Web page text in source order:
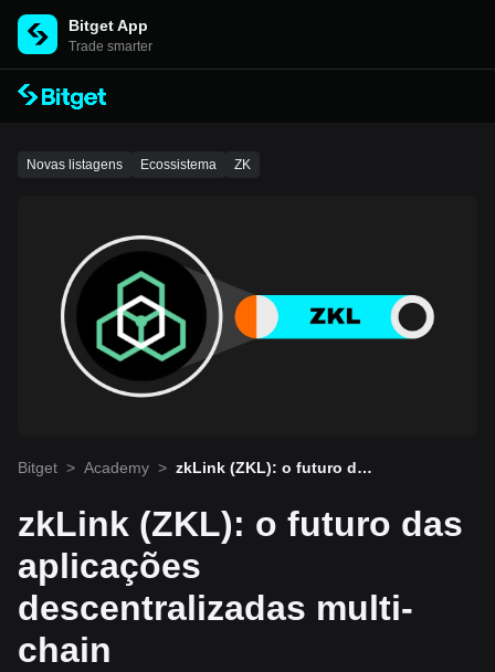
Bitget App
Trade smarter
Novas listagens Ecossistema ZK
Bitget > Academy > zkLink (ZKL): o futuro das
zkLink (ZKL): o futuro das
aplicações
descentralizadas multi-
chain